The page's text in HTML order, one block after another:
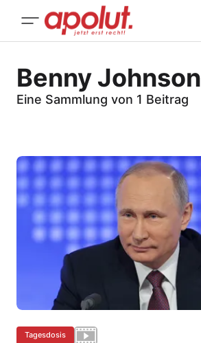
Benny Johnson
Eine Sammlung von 1 Beitrag
Tagesdosis